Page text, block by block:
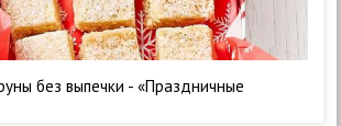
без выпечки - «Праздничные